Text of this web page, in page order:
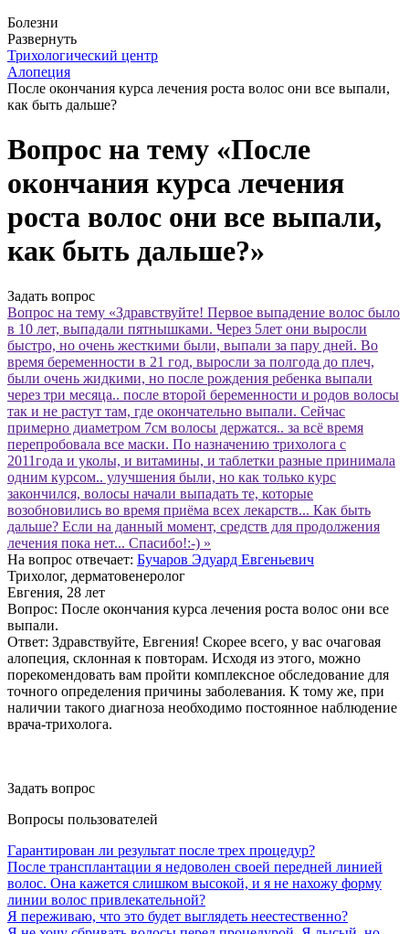
Болезни
Развернуть
Трихологический центр
Алопеция
После окончания курса лечения роста волос они все выпали,
как быть дальше?
Вопрос на тему «После
окончания курса лечения
роста волос они все выпали,
как быть дальше?»
Задать вопрос
Вопрос на тему «Здравствуйте! Первое выпадение волос было
в 10 лет, выпадали пятнышками. Через 5лет они выросли
быстро, но очень жесткими были, выпали за пару дней. Во
время беременности в 21 год, выросли за полгода до плеч,
были очень жидкими, но после рождения ребенка выпали
через три месяца.. после второй беременности и родов волосы
так и не растут там, где окончательно выпали. Сейчас
примерно диаметром 7см волосы держатся.. за всё время
перепробовала все маски. По назначению трихолога с
2011года и уколы, и витамины, и таблетки разные принимала
одним курсом.. улучшения были, но как только курс
закончился, волосы начали выпадать те, которые
возобновились во время приёма всех лекарств... Как быть
дальше? Если на данный момент, средств для продолжения
лечения пока нет... Спасибо!:-) »
На вопрос отвечает: Бучаров Эдуард Евгеньевич
Трихолог, дерматовенеролог
Евгения, 28 лет
Вопрос: После окончания курса лечения роста волос они все
выпали.
Ответ: Здравствуйте, Евгения! Скорее всего, у вас очаговая
алопеция, склонная к повторам. Исходя из этого, можно
порекомендовать вам пройти комплексное обследование для
точного определения причины заболевания. К тому же, при
наличии такого диагноза необходимо постоянное наблюдение
врача-трихолога.
Задать вопрос
Вопросы пользователей
Гарантирован ли результат после трех процедур?
После трансплантации я недоволен своей передней линией
волос. Она кажется слишком высокой, и я не нахожу форму
линии волос привлекательной?
Я переживаю, что это будет выглядеть неестественно?